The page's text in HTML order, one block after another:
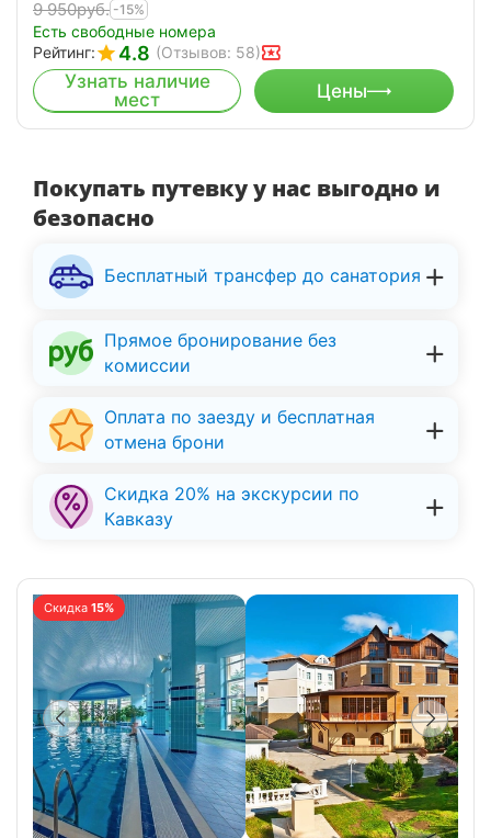
9 950руб. -15%
Есть свободные номера
Рейтинг:
4.8 (Отзывов: 58)
Узнать наличие
мест
Цены
Покупать путевку у нас выгодно и
безопасно
Бесплатный трансфер до санатория
Прямое бронирование без
комиссии
Оплата по заезду и бесплатная
отмена брони
Скидка 20% на экскурсии по
Кавказу
Скидка 15%